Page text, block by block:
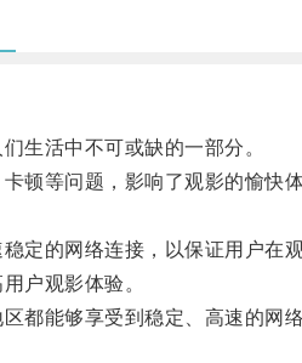
生活中不可或缺的一部分。
等问题，影响了观影的愉快体
的网络连接，以保证用户在
户观影体验。
能够享受到稳定、高速的网络